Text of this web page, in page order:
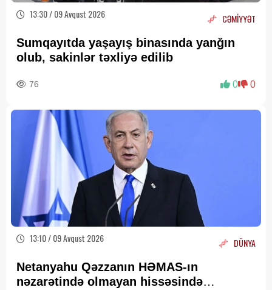
13:30 / 09 Avqust 2026 CƏMİYYƏT
Sumqayıtda yaşayış binasında yanğın
olub, sakinlər təxliyə edilib
76 0 0
13:10 / 09 Avqust 2026 DÜNYA
Netanyahu Qəzzanın HƏMAS-ın
nəzarətində olmayan hissəsində